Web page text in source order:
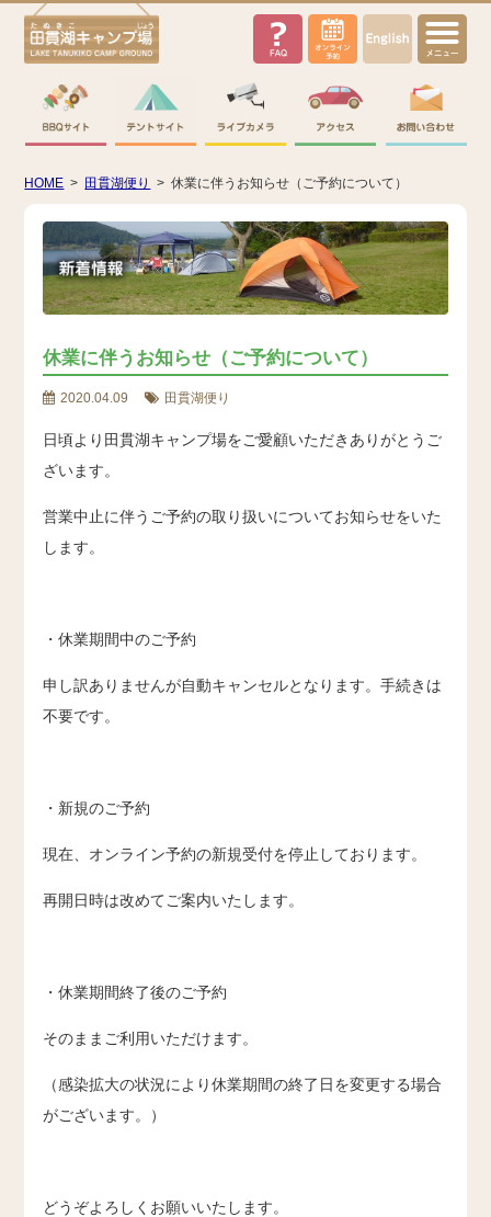
English
HOME > 田貫湖便り >休業に伴うお知らせ（ご予約について）
休業に伴うお知らせ（ご予約について）
2020.04.09 田貫湖便り
日頃より田貫湖キャンプ場をご愛顧いただきありがとうご
ざいます。
営業中止に伴うご予約の取り扱いについてお知らせをいた
します。
・休業期間中のご予約
申し訳ありませんが自動キャンセルとなります。手続きは
不要です。
・新規のご予約
現在、オンライン予約の新規受付を停止しております。
再開日時は改めてご案内いたします。
・休業期間終了後のご予約
そのままご利用いただけます。
（感染拡大の状況により休業期間の終了日を変更する場合
がございます。）
どうぞよろしくお願いいたします。